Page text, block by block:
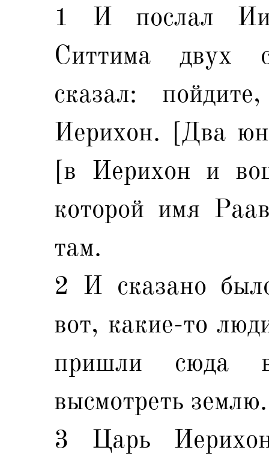
1 И послал
Ситтима двух
сказал:
Иерихон. [Два
[в Иерихон и
которой имя
там.
2 И сказано
вот, какие-то
пришли сюда
высмотреть землю.
3 Царь